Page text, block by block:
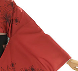
ード